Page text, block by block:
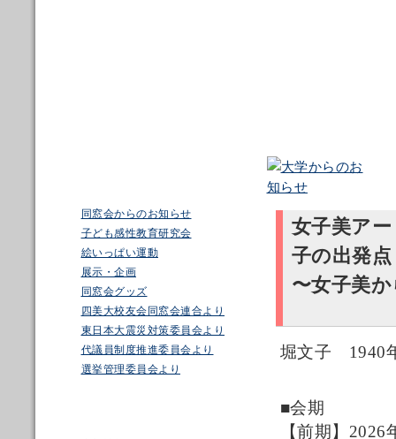
女子美ア
子の出発点
〜女子美
堀文子 1940
■会期
【前期】
同窓会からのお知らせ
子ども感性教育研究会
絵いっぱい運動
展示・企画
同窓会グッズ
四美大校友会同窓会連合より
東日本大震災対策委員会より
代議員制度推進委員会より
選挙管理委員会より